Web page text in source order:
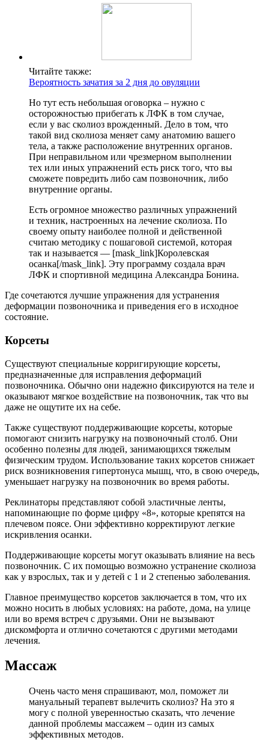
Читайте также:
Вероятность зачатия за 2 дня до овуляции
Но тут есть небольшая оговорка – нужно с
осторожностью прибегать к ЛФК в том случае,
если у вас сколиоз врожденный. Дело в том, что
такой вид сколиоза меняет саму анатомию вашего
тела, а также расположение внутренних органов.
При неправильном или чрезмерном выполнении
тех или иных упражнений есть риск того, что вы
сможете повредить либо сам позвоночник, либо
внутренние органы.
Есть огромное множество различных упражнений
и техник, настроенных на лечение сколиоза. По
своему опыту наиболее полной и действенной
считаю методику с пошаговой системой, которая
так и называется — [mask_link]Королевская
осанка[/mask_link]. Эту программу создала врач
ЛФК и спортивной медицина Александра Бонина.
Где сочетаются лучшие упражнения для устранения
деформации позвоночника и приведения его в исходное
состояние.
Корсеты
Существуют специальные корригирующие корсеты,
предназначенные для исправления деформаций
позвоночника. Обычно они надежно фиксируются на теле и
оказывают мягкое воздействие на позвоночник, так что вы
даже не ощутите их на себе.
Также существуют поддерживающие корсеты, которые
помогают снизить нагрузку на позвоночный столб. Они
особенно полезны для людей, занимающихся тяжелым
физическим трудом. Использование таких корсетов снижает
риск возникновения гипертонуса мышц, что, в свою очередь,
уменьшает нагрузку на позвоночник во время работы.
Реклинаторы представляют собой эластичные ленты,
напоминающие по форме цифру «8», которые крепятся на
плечевом поясе. Они эффективно корректируют легкие
искривления осанки.
Поддерживающие корсеты могут оказывать влияние на весь
позвоночник. С их помощью возможно устранение сколиоза
как у взрослых, так и у детей с 1 и 2 степенью заболевания.
Главное преимущество корсетов заключается в том, что их
можно носить в любых условиях: на работе, дома, на улице
или во время встреч с друзьями. Они не вызывают
дискомфорта и отлично сочетаются с другими методами
лечения.
Массаж
Очень часто меня спрашивают, мол, поможет ли
мануальный терапевт вылечить сколиоз? На это я
могу с полной уверенностью сказать, что лечение
данной проблемы массажем – один из самых
эффективных методов.